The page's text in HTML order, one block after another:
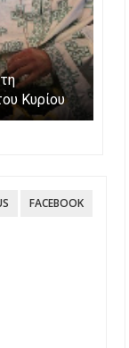
Κυρίου
FACEBOOK